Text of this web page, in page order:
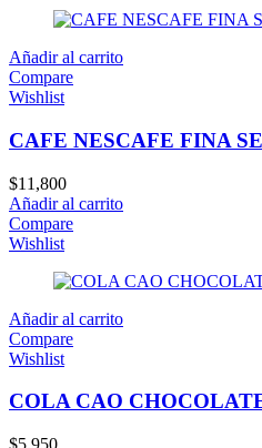
Añadir al carrito
Compare
Wishlist
CAFE NESCAFE FINA
$11,800
Añadir al carrito
Compare
Wishlist
Añadir al carrito
Compare
Wishlist
COLA CAO
$5,950